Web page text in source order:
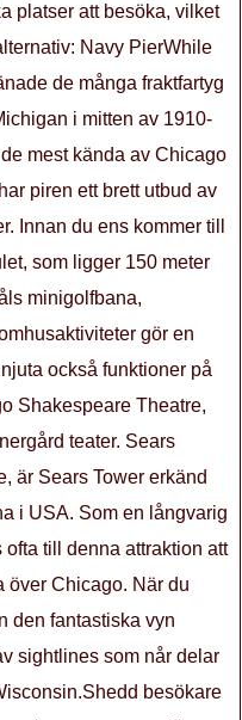
platser att besöka, vilket
Navy PierWhile
de många fraktfartyg
i mitten av 1910-
mest kända av Chicago
piren ett brett utbud av
Innan du ens kommer till
som ligger 150 meter
minigolfbana,
gör en
också funktioner på
Shakespeare Theatre,
teater. Sears
är Sears Tower erkänd
i USA. Som en långvarig
till denna attraktion att
över Chicago. När du
den fantastiska vyn
sightlines som når delar
besökare